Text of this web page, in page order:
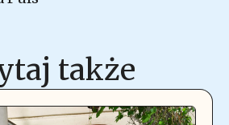
także